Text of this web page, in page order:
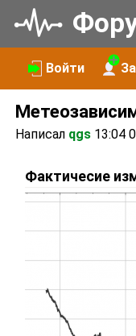
Войти
Написал qgs 13:04
Фактичесие